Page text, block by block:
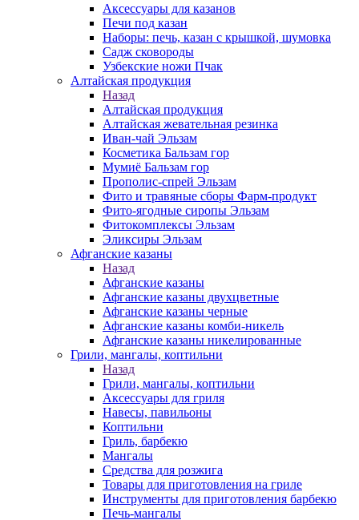
Аксессуары для казанов
Печи под казан
Наборы: печь, казан с крышкой, шумовка
Садж сковороды
Узбекские ножи Пчак
Алтайская продукция
Назад
Алтайская продукция
Алтайская жевательная резинка
Иван-чай Эльзам
Косметика Бальзам гор
Мумиё Бальзам гор
Прополис-спрей Эльзам
Фито и травяные сборы Фарм-продукт
Фито-ягодные сиропы Эльзам
Фитокомплексы Эльзам
Эликсиры Эльзам
Афганские казаны
Назад
Афганские казаны
Афганские казаны двухцветные
Афганские казаны черные
Афганские казаны комби-никель
Афганские казаны никелированные
Грили, мангалы, коптильни
Назад
Грили, мангалы, коптильни
Аксессуары для гриля
Навесы, павильоны
Коптильни
Гриль, барбекю
Мангалы
Средства для розжига
Товары для приготовления на гриле
Инструменты для приготовления барбекю
Печь-мангалы